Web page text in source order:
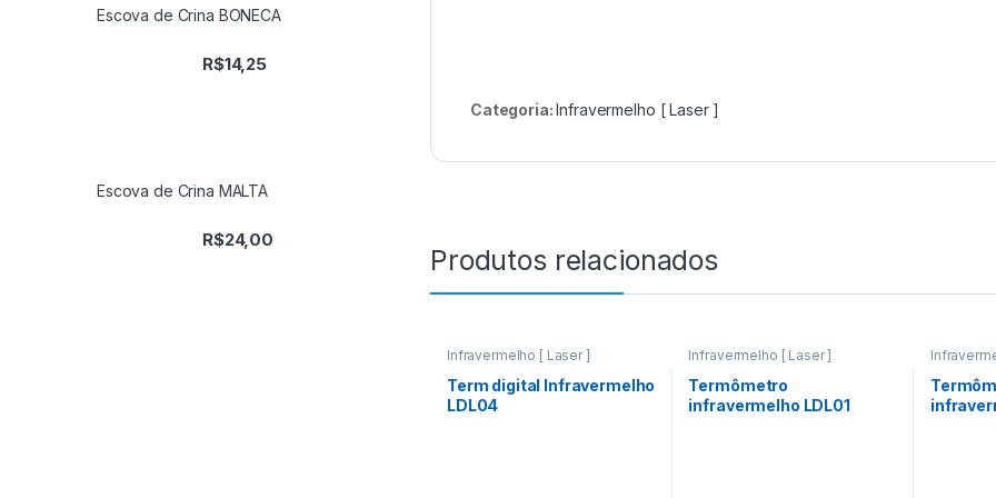
Categoria:Infravermelho [ Laser ]
Produtos relacionados
Infravermelho [ Laser ]
Term digital Infravermelho
LDL04
Infravermelho [ Laser ]
Termômetro
infravermelho LDL01
Escova de Crina BONECA
R$14,25
Escova de Crina MALTA
R$24,00